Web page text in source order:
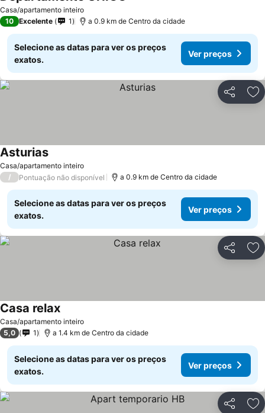
Casa/apartamento inteiro
10 Excelente 1 a 0.9 km de Centro da cidade
Selecione as datas para ver os preços
exatos.
Ver preços
Partilhar
Casa/apartamento inteiro
AsturiasVer preços
/ Pontuação não disponível a 0.9 km de Centro da cidade
Selecione as datas para ver os preços
exatos.
Ver preços
Partilhar
Casa/apartamento inteiro
Casa relaxVer preços
5,0 1 a 1.4 km de Centro da cidade
Selecione as datas para ver os preços
exatos.
Ver preços
Partilhar